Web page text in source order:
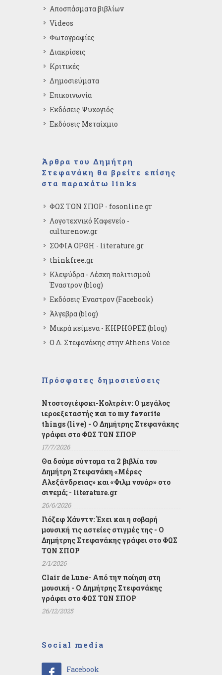
Αποσπάσματα βιβλίων
Videos
Φωτογραφίες
Διακρίσεις
Κριτικές
Δημοσιεύματα
Επικοινωνία
Εκδόσεις Ψυχογιός
Εκδόσεις Μεταίχμιο
Άρθρα του Δημήτρη
Στεφανάκη θα βρείτε επίσης
στα παρακάτω links
ΦΩΣ ΤΩΝ ΣΠΟΡ - fosonline.gr
Λογοτεχνικό Καφενείο -
culturenow.gr
ΣΟΦΙΑ ΟΡΘΗ - literature.gr
thinkfree.gr
Κλεψύδρα - Λέσχη πολιτισμού
Έναστρον (blog)
Εκδόσεις Έναστρον (Facebook)
Άλγεβρα (blog)
Μικρά κείμενα - ΚΗΡΗΘΡΕΣ (blog)
Ο Δ. Στεφανάκης στην Athens Voice
Πρόσφατες δημοσιεύσεις
Ντοστογιέφσκι-Κολτρέιν: Ο μεγάλος
ιεροεξεταστής και το my favorite
things (live) - Ο Δημήτρης Στεφανάκης
γράφει στο ΦΩΣ ΤΩΝ ΣΠΟΡ
17/7/2026
Θα δούμε σύντομα τα 2 βιβλία του
Δημήτρη Στεφανάκη «Μέρες
Αλεξάνδρειας» και «Φιλμ νουάρ» στο
σινεμά; - literature.gr
26/6/2026
Γιόζεφ Χάυντν: Έχει και η σοβαρή
μουσική τις αστείες στιγμές της - Ο
Δημήτρης Στεφανάκης γράφει στο ΦΩΣ
ΤΩΝ ΣΠΟΡ
2/1/2026
Clair de Lune- Από την ποίηση στη
μουσική - Ο Δημήτρης Στεφανάκης
γράφει στο ΦΩΣ ΤΩΝ ΣΠΟΡ
26/12/2025
Social media
Facebook